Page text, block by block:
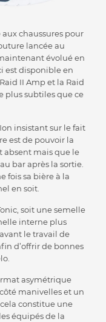
chaussures pour
lancée au
évolué en
est disponible en
II Amp et la Raid
plus subtiles que ce
insistant sur le fait
est de pouvoir la
absent mais que le
bar après la sortie.
fois sa bière à la
en soit.
soit une semelle
interne plus
le travail de
d’offrir de bonnes
asymétrique
manivelles et un
constitue une
équipés de la